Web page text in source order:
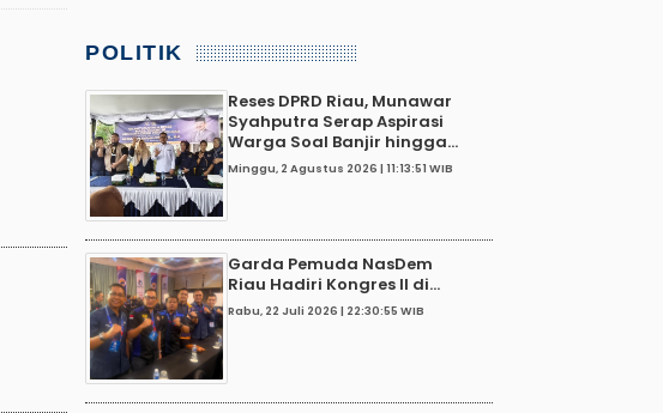
POLITIK
Reses DPRD Riau, Munawar
Syahputra Serap Aspirasi
Warga Soal Banjir hingga...
Minggu, 2 Agustus 2026 | 11:13:51 WIB
Garda Pemuda NasDem
Riau Hadiri Kongres II di...
Rabu, 22 Juli 2026 | 22:30:55 WIB